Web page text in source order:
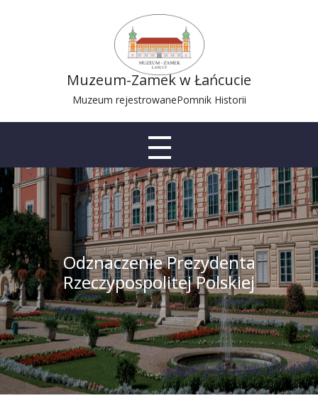
Muzeum-Zamek w Łańcucie
Muzeum rejestrowanePomnik Historii
Odznaczenie Prezydenta
Rzeczypospolitej Polskiej